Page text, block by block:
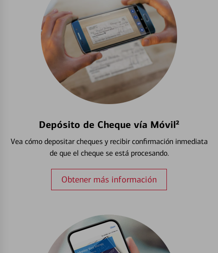
Depósito de Cheque vía Móvil²
Vea cómo depositar cheques y recibir confirmación inmediata
de que el cheque se está procesando.
Obtener más información